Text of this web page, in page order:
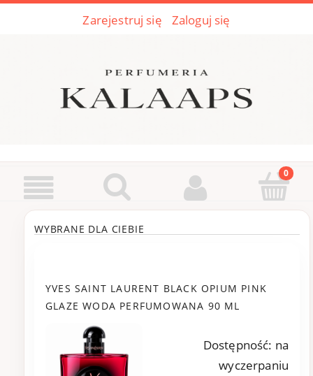
Zarejestruj się Zaloguj się
WYBRANE DLA CIEBIE
YVES SAINT LAURENT BLACK OPIUM PINK
GLAZE WODA PERFUMOWANA 90 ML
Dostępność: na
wyczerpaniu